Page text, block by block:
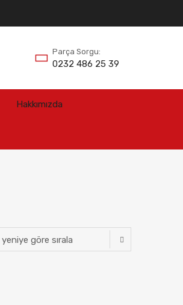
Parça Sorgu:
0232 486 25 39
Hakkımızda